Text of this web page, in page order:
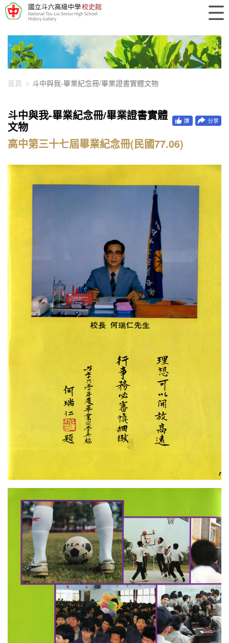
448-14336
首頁 斗中與我-畢業紀念冊/畢業證書實體文物
斗中與我-畢業紀念冊/畢業證書實體
文物
高中第三十七屆畢業紀念冊(民國77.06)